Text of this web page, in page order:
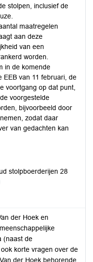
stolpen, inclusief de
maatregelen
aan deze
van een
worden.
in de komende
EEB van 11 februari, de
voortgang op dat punt,
voorgestelde
bijvoorbeeld door
zodat daar
van gedachten kan
stolpboerderijen 28
der Hoek en
(naast de
korte vragen over de
der Hoek behorende